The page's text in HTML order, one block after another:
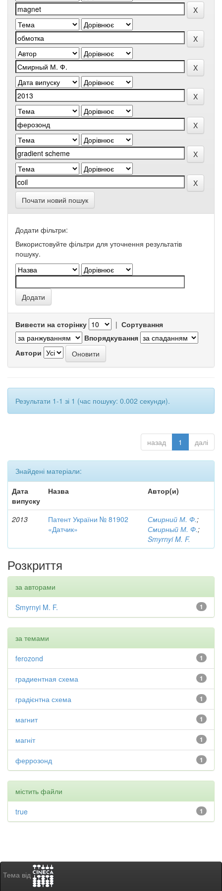
Почати новий пошук
Додати фільтри:
Використовуйте фільтри для уточнення результатів
пошуку.
Вивести на сторінку | Сортування
Впорядкування
Автори
Результати 1-1 зі 1 (час пошуку: 0.002 секунди).
назад 1 далі
Знайдені матеріали:
Дата
випуску
Назва Автор(и)
2013
Патент України № 81902
«Датчик»
Смирний М. Ф.;
Смирный М. Ф.;
Smyrnyi M. F.
Розкриття
за авторами
1
Smyrnyi M. F.
за темами
1
ferozond
1
градиентная схема
1
градієнтна схема
1
магнит
1
магніт
1
феррозонд
містить файли
1
true
Тема від